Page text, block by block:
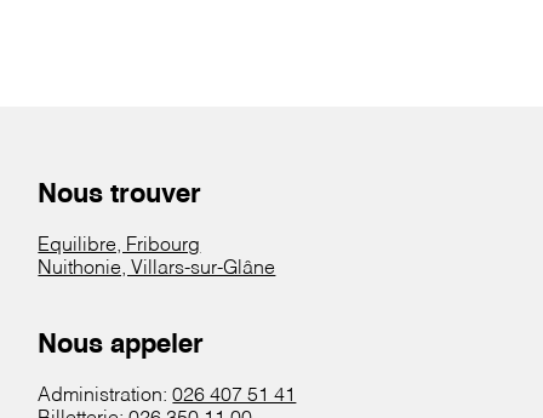
Nous trouver
Equilibre, Fribourg
Nuithonie, Villars-sur-Glâne
Nous appeler
Administration:026 407 51 41